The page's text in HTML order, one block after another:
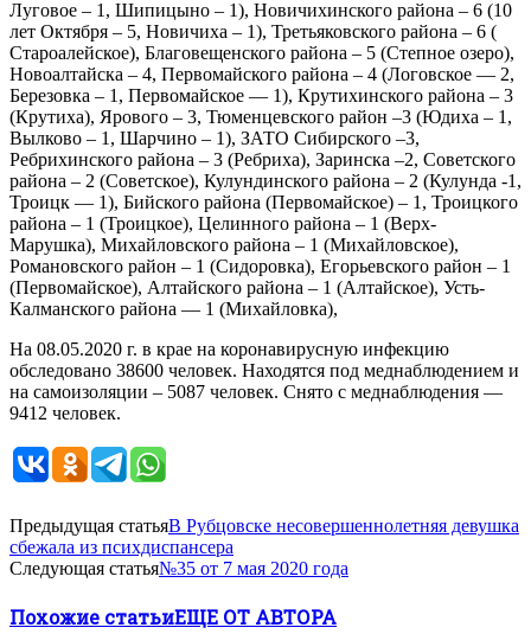
Луговое – 1, Шипицыно – 1), Новичихинского района – 6 (10
лет Октября – 5, Новичиха – 1), Третьяковского района – 6 (
Староалейское), Благовещенского района – 5 (Степное озеро),
Новоалтайска – 4, Первомайского района – 4 (Логовское — 2,
Березовка – 1, Первомайское — 1), Крутихинского района – 3
(Крутиха), Ярового – 3, Тюменцевского район –3 (Юдиха – 1,
Вылково – 1, Шарчино – 1), ЗАТО Сибирского –3,
Ребрихинского района – 3 (Ребриха), Заринска –2, Советского
района – 2 (Советское), Кулундинского района – 2 (Кулунда -1,
Троицк — 1), Бийского района (Первомайское) – 1, Троицкого
района – 1 (Троицкое), Целинного района – 1 (Верх-
Марушка), Михайловского района – 1 (Михайловское),
Романовского район – 1 (Сидоровка), Егорьевского район – 1
(Первомайское), Алтайского района – 1 (Алтайское), Усть-
Калманского района — 1 (Михайловка),
На 08.05.2020 г. в крае на коронавирусную инфекцию
обследовано 38600 человек. Находятся под меднаблюдением и
на самоизоляции – 5087 человек. Снято с меднаблюдения —
9412 человек.
Предыдущая статьяВ Рубцовске несовершеннолетняя девушка
сбежала из психдиспансера
Следующая статья№35 от 7 мая 2020 года
Похожие статьиЕЩЕ ОТ АВТОРА